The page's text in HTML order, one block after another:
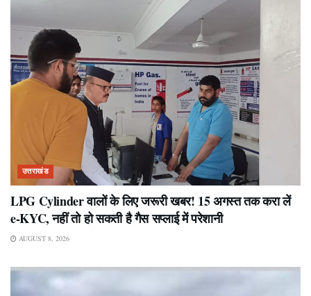
उत्तराखंड
LPG Cylinder वालों के लिए जरूरी खबर! 15 अगस्त तक करा लें
e-KYC, नहीं तो हो सकती है गैस सप्लाई में परेशानी
AUGUST 8, 2026